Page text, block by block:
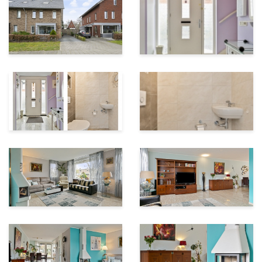
Plot area
House contents
Garden surface
125 m²